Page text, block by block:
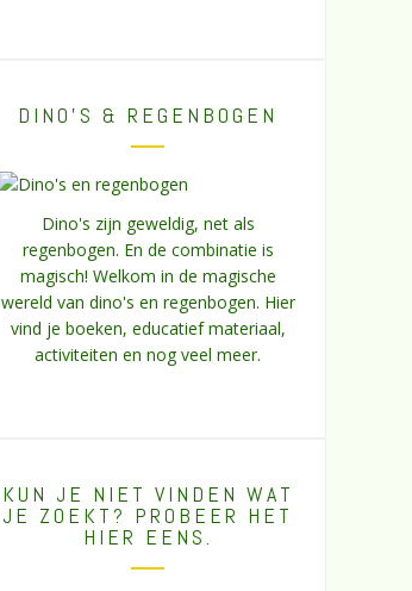
DINO’S & REGENBOGEN
Dino's zijn geweldig, net als
regenbogen. En de combinatie is
magisch! Welkom in de magische
wereld van dino's en regenbogen. Hier
vind je boeken, educatief materiaal,
activiteiten en nog veel meer.
KUN JE NIET VINDEN WAT
JE ZOEKT? PROBEER HET
HIER EENS.